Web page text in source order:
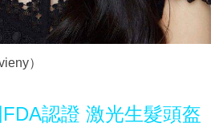
）
認證 激光生髮頭盔